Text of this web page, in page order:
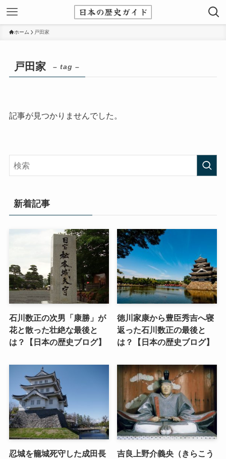
ホーム 戸田家
戸田家 – tag –
記事が見つかりませんでした。
新着記事
石川数正の次男「康勝」が
花と散った壮絶な最後と
は？【日本の歴史ブログ】
徳川家康から豊臣秀吉へ寝
返った石川数正の最後と
は？【日本の歴史ブログ】
忍城を籠城死守した成田長
吉良上野介義央（きらこう